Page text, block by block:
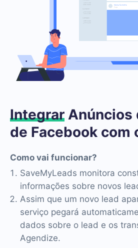
Integrar Anúncios
de Facebook com
Como vai funcionar?
SaveMyLeads monitora
informações sobre novos
Assim que um novo lead
serviço pegará
dados sobre o lead e os
Agendize.